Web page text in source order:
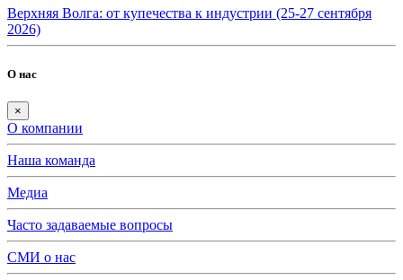
Верхняя Волга: от купечества к индустрии (25-27 сентября
2026)
О нас
×
О компании
Наша команда
Медиа
Часто задаваемые вопросы
СМИ о нас